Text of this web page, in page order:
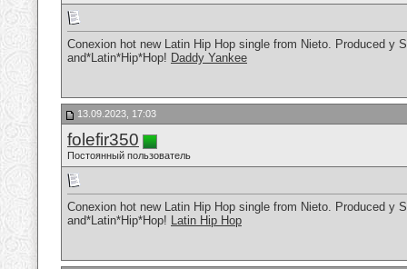
Conexion hot new Latin Hip Hop single from Nieto. Produced y
and*Latin*Hip*Hop! Daddy Yankee
13.09.2023, 17:03
folefir350
Постоянный пользователь
Conexion hot new Latin Hip Hop single from Nieto. Produced y
and*Latin*Hip*Hop! Latin Hip Hop